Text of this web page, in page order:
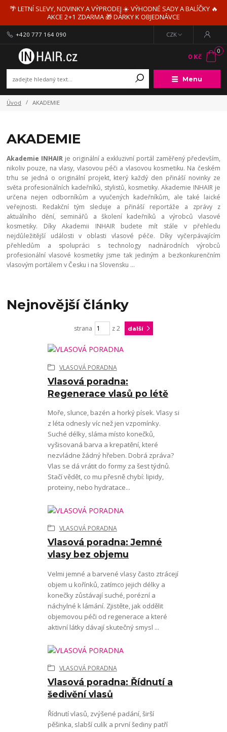
🌴 LETNÍ SLEVY, NOVINKY A VÝPRODEJ ☀️ VÝHODNÉ SADY A BALÍČKY 🔥
AKCE 2+1 ZDARMA 🎁 DÁRKY K OBJEDNÁVCE
Menu
CZK
+420 777 164 090
0
0 Kč
Úvod AKADEMIE
AKADEMIE
Akademie INHAIRje originální a exkluzivní portál zaměřený především,
nikoliv pouze, na vlasy, vlasovou péči a vlasovou kosmetiku. Na českém
trhu se jedná o originální projekt, který každý den přináší novinky ze
světa profesionálních kadeřníků, stylistů, kosmetiky. Akademie INHAIR je
určena nejen odborníkům a vyučených kadeřníkům, ale také laické
veřejnosti. Redakční tým sleduje a přináší reportáže a zprávy z
aktuálního dění, seminářů a školení kadeřníků a výrobců vlasové
kosmetiky. Díky Akademii INHAIR budete mít stále v přehledu
nejdůležitější události v oblasti vlasové péče. Díky vyčerpávajícím
přehledům a spolupráci s technology nadnárodních výrobců
profesionální vlasové kosmetiky jsme tak jediným a bezkonkurenčním
vlasovým portálem v Česku i na Slovensku ...
Nejnovější články
strana z 2 další
Vlasová poradna:
Regenerace vlasů po létě
VLASOVÁ PORADNA
Moře, slunce, bazén a horký písek. Vlasy si
z léta odnesly víc než jen vzpomínky.
Suché délky, sláma místo konečků,
vyšisovaná barva a krepatění, které
nezvládne žádný hřeben. Dobrá zpráva?
Vlas se dá vrátit do formy za šest týdnů.
Stačí vědět, co mu přesně chybí: lipidy,
proteiny, nebo hydratace...
Vlasová poradna: Jemné
vlasy bez objemu
VLASOVÁ PORADNA
Velmi jemné a barvené vlasy často ztrácejí
objem u kořínků, zatímco jejich délky a
konečky zůstávají suché, porézní a
náchylné k lámání. Zjistěte, jak oddělit
objemovou péči od regenerace a které
aktivní látky dávají skutečný smysl ...
Vlasová poradna: Řídnutí a
šedivění vlasů
VLASOVÁ PORADNA
Řídnutí vlasů, zvýšené padání, širší
pěšinka, slabší culík a první šediny patří